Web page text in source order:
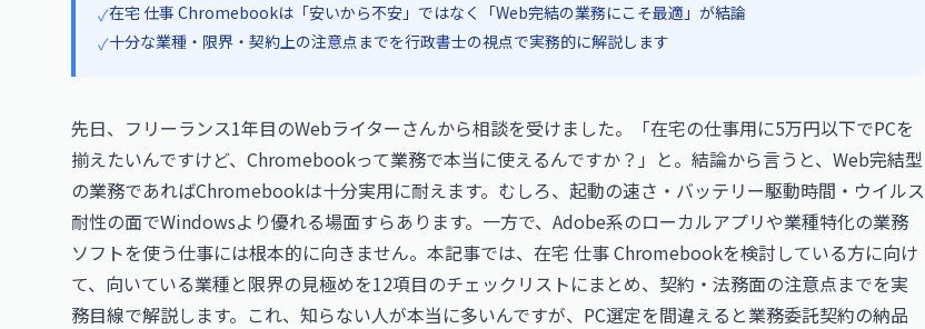
✓在宅 仕事 Chromebookは「安いから不安」ではなく「Web完結の業務にこそ最適」が結論
✓十分な業種・限界・契約上の注意点までを行政書士の視点で実務的に解説します
先日、フリーランス1年目のWebライターさんから相談を受けました。「在宅の仕事用に5万円以下でPCを
揃えたいんですけど、Chromebookって業務で本当に使えるんですか？」と。結論から言うと、Web完結型
の業務であればChromebookは十分実用に耐えます。むしろ、起動の速さ・バッテリー駆動時間・ウイルス
耐性の面でWindowsより優れる場面すらあります。一方で、Adobe系のローカルアプリや業種特化の業務
ソフトを使う仕事には根本的に向きません。本記事では、在宅 仕事 Chromebookを検討している方に向け
て、向いている業種と限界の見極めを12項目のチェックリストにまとめ、契約・法務面の注意点までを実
務目線で解説します。これ、知らない人が本当に多いんですが、PC選定を間違えると業務委託契約の納品